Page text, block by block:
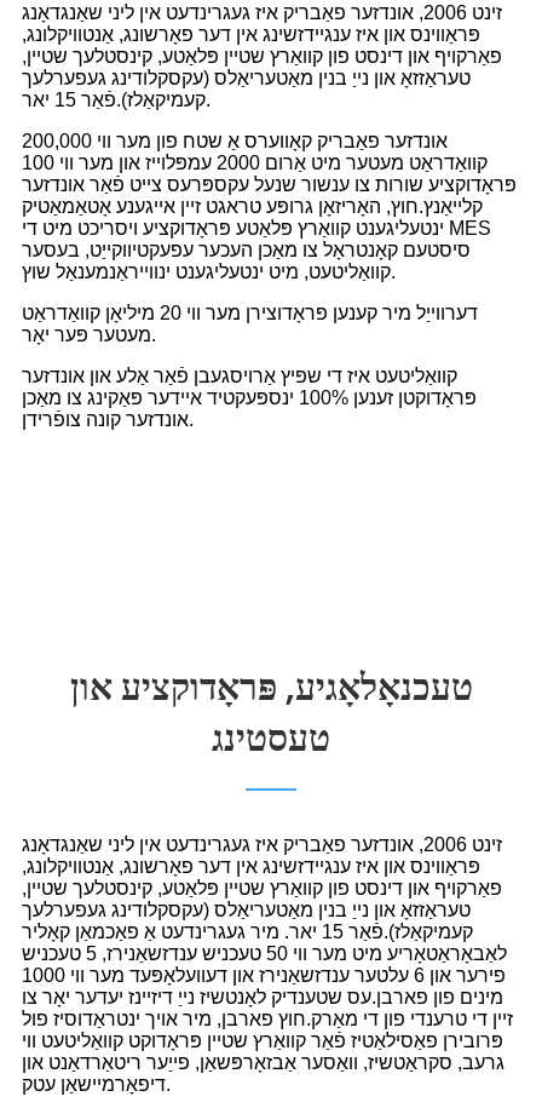
זינט 2006, אונדזער פאַבריק איז געגרינדעט אין ליני שאַנגדאָנג
פּראַווינס און איז ענגיידזשינג אין דער פאָרשונג, אַנטוויקלונג,
פאַרקויף און דינסט פון קוואַרץ שטיין פּלאַטע, קינסטלעך שטיין,
טעראַזזאָ און נייַ בנין מאַטעריאַלס (עקסקלודינג געפערלעך
קעמיקאַלז).פֿאַר 15 יאר.
אונדזער פאַבריק קאָווערס אַ שטח פון מער ווי 200,000
קוואַדראַט מעטער מיט אַרום 2000 עמפּלוייז און מער ווי 100
פּראָדוקציע שורות צו ענשור שנעל עקספּרעס צייט פֿאַר אונדזער
קלייאַנץ.חוץ, האָריזאָן גרופּע טראגט זיין אייגענע אָטאַמאַטיק
ינטעליגענט קוואַרץ פּלאַטע פּראָדוקציע ויסריכט מיט די MES
סיסטעם קאָנטראָל צו מאַכן העכער עפעקטיווקייַט, בעסער
קוואַליטעט, מיט ינטעליגענט ינווייראַנמענאַל שוץ.
דערווייַל מיר קענען פּראָדוצירן מער ווי 20 מיליאָן קוואַדראַט
מעטער פּער יאָר.
קוואַליטעט איז די שפּיץ אַרויסגעבן פֿאַר אַלע און אונדזער
פּראָדוקטן זענען 100% ינספּעקטיד איידער פּאַקינג צו מאַכן
אונדזער קונה צופֿרידן.
טעכנאָלאָגיע, פּראָדוקציע און
טעסטינג
זינט 2006, אונדזער פאַבריק איז געגרינדעט אין ליני שאַנגדאָנג
פּראַווינס און איז ענגיידזשינג אין דער פאָרשונג, אַנטוויקלונג,
פאַרקויף און דינסט פון קוואַרץ שטיין פּלאַטע, קינסטלעך שטיין,
טעראַזזאָ און נייַ בנין מאַטעריאַלס (עקסקלודינג געפערלעך
קעמיקאַלז).פֿאַר 15 יאר. מיר געגרינדעט אַ פאַכמאַן קאָליר
לאַבאָראַטאָריע מיט מער ווי 50 טעכניש ענדזשאַנירז, 5 טעכניש
פירער און 6 עלטער ענדזשאַנירז און דעוועלאָפּעד מער ווי 1000
מינים פון פארבן.עס שטענדיק לאָנטשיז נייַ דיזיינז יעדער יאָר צו
זיין די טרענדי פון די מאַרק.חוץ פארבן, מיר אויך ינטראַדוסיז פול
פּרובירן פאַסילאַטיז פֿאַר קוואַרץ שטיין פּראָדוקט קוואַליטעט ווי
גרעב, סקראַטשיז, וואַסער אַבזאָרפּשאַן, פייַער ריטאַרדאַנט און
דיפאָרמיישאַן עטק.